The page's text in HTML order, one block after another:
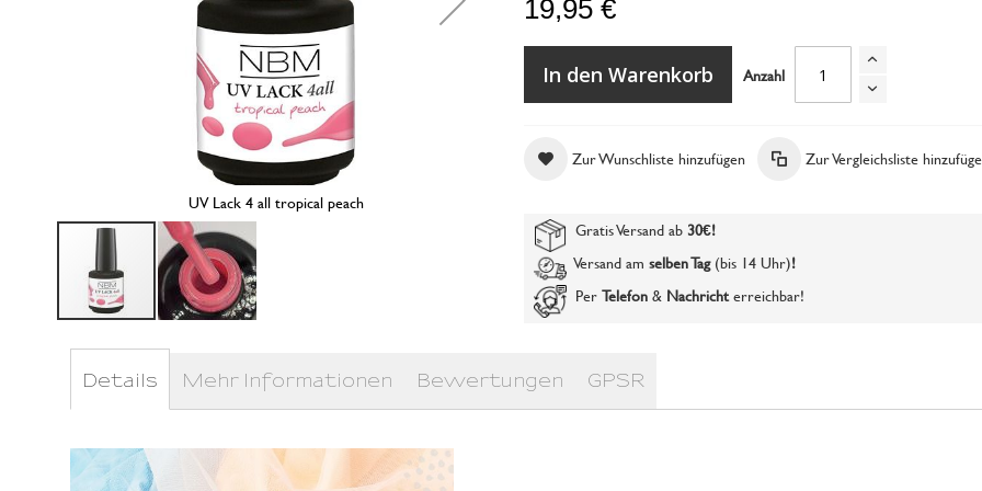
UV Lack 4 all tropical peach
Anfang
19,95 €
Anzahl
In den Warenkorb
Zur Wunschliste hinzufügen Zur Vergleichsliste
Gratis Versand ab 30€!
Versand am selben Tag(bis 14 Uhr)!
PerTelefon& Nachricht erreichbar!
Details Mehr Informationen Bewertungen GPSR